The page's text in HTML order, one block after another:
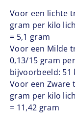
Voor een lichte
gram per kilo
= 5,1 gram
Voor een Milde
0,13/15 gram
bijvoorbeeld: 51
Voor een Zware
gram per kilo
= 11,42 gram